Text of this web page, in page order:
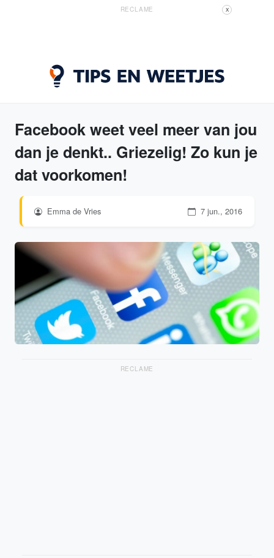
RECLAME X
Facebook weet veel meer van jou
dan je denkt.. Griezelig! Zo kun je
dat voorkomen!
Emma de Vries 7 jun., 2016
RECLAME